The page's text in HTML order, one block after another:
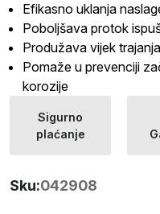
Efikasno uklanja
Poboljšava protok
Produžava vijek
Pomaže u prevenciji
korozije
Sigurno
plaćanje
Sku:042908